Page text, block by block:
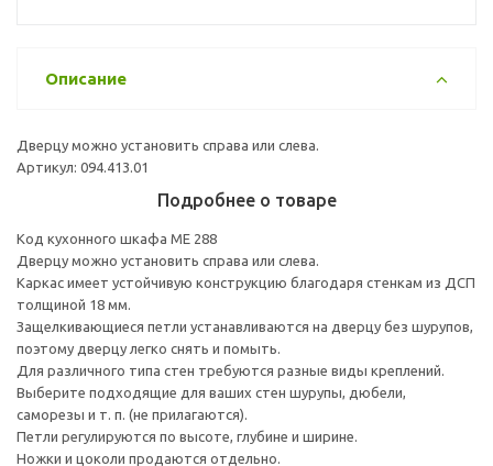
Описание
Дверцу можно установить справа или слева.
Артикул: 094.413.01
Подробнее о товаре
Код кухонного шкафа ME 288
Дверцу можно установить справа или слева.
Каркас имеет устойчивую конструкцию благодаря стенкам из ДСП
толщиной 18 мм.
Защелкивающиеся петли устанавливаются на дверцу без шурупов,
поэтому дверцу легко снять и помыть.
Для различного типа стен требуются разные виды креплений.
Выберите подходящие для ваших стен шурупы, дюбели,
саморезы и т. п. (не прилагаются).
Петли регулируются по высоте, глубине и ширине.
Ножки и цоколи продаются отдельно.